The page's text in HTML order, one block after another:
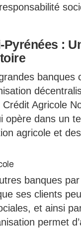
:
banques
Agricole
opère dans un
agricole et
banques
ses clients
et ainsi
permet